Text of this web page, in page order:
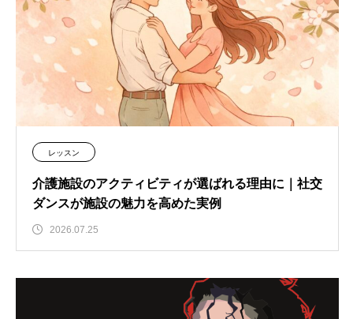
レッスン
介護施設のアクティビティが選ばれる理由に｜社交
ダンスが施設の魅力を高めた実例
2026.07.25